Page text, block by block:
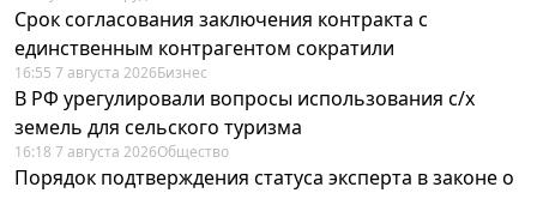
Срок согласования заключения контракта с
единственным контрагентом сократили
16:55 7 августа 2026Бизнес
В РФ урегулировали вопросы использования с/х
земель для сельского туризма
16:18 7 августа 2026Общество
Порядок подтверждения статуса эксперта в законе о